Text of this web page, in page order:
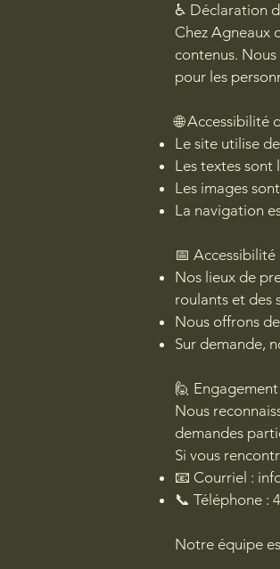
♿ Déclaration
Chez Agneaux
contenus.
pour les
🌐 Accessibilité
Le site utilise
Les textes sont
Les images
La navigation
📅 Accessibilité
Nos lieux de
roulants et des
Nous offrons
Sur demande,
🙋
Nous
demandes
Si vous
📧 Courriel :
📞 Téléphone :
Notre équipe